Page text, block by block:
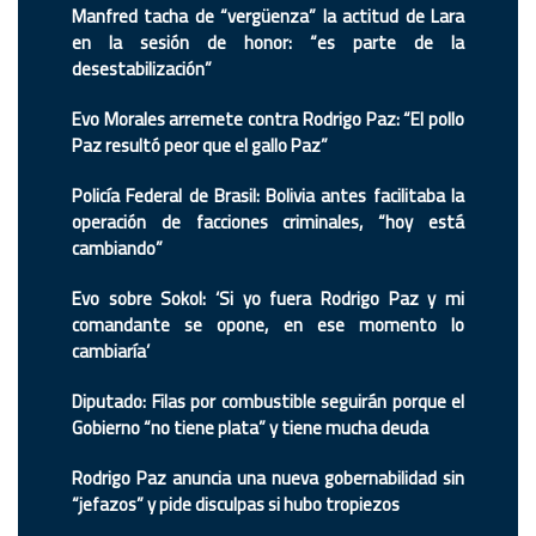
Manfred tacha de “vergüenza” la actitud de Lara
en la sesión de honor: “es parte de la
desestabilización”
Evo Morales arremete contra Rodrigo Paz: “El pollo
Paz resultó peor que el gallo Paz”
Policía Federal de Brasil: Bolivia antes facilitaba la
operación de facciones criminales, “hoy está
cambiando”
Evo sobre Sokol: ‘Si yo fuera Rodrigo Paz y mi
comandante se opone, en ese momento lo
cambiaría’
Diputado: Filas por combustible seguirán porque el
Gobierno “no tiene plata” y tiene mucha deuda
Rodrigo Paz anuncia una nueva gobernabilidad sin
“jefazos” y pide disculpas si hubo tropiezos